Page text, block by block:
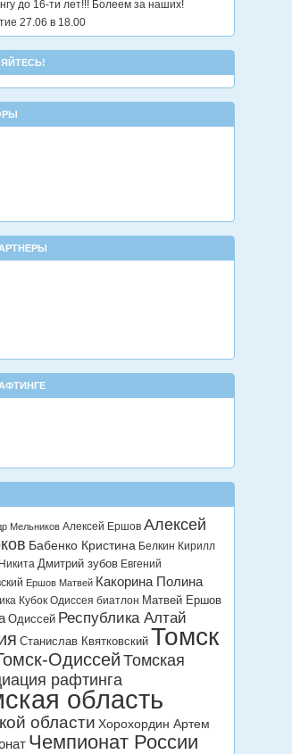
до 16-ти лет!!! Болеем за наших!
27.06 в 18.00
Мельников Алексей Ершов Алексей
Бабенко Кристина Белкин Кирилл
Дмитрий зубов Евгений
Ершов Матвей Какорина Полина
Кубок Одиссея биатлон Матвей Ершов
Одиссей Республика Алтай
Станислав Квятковский Томск
Одиссей Томская
рафтинга
область
области Хорохордин Артем
Чемпионат России